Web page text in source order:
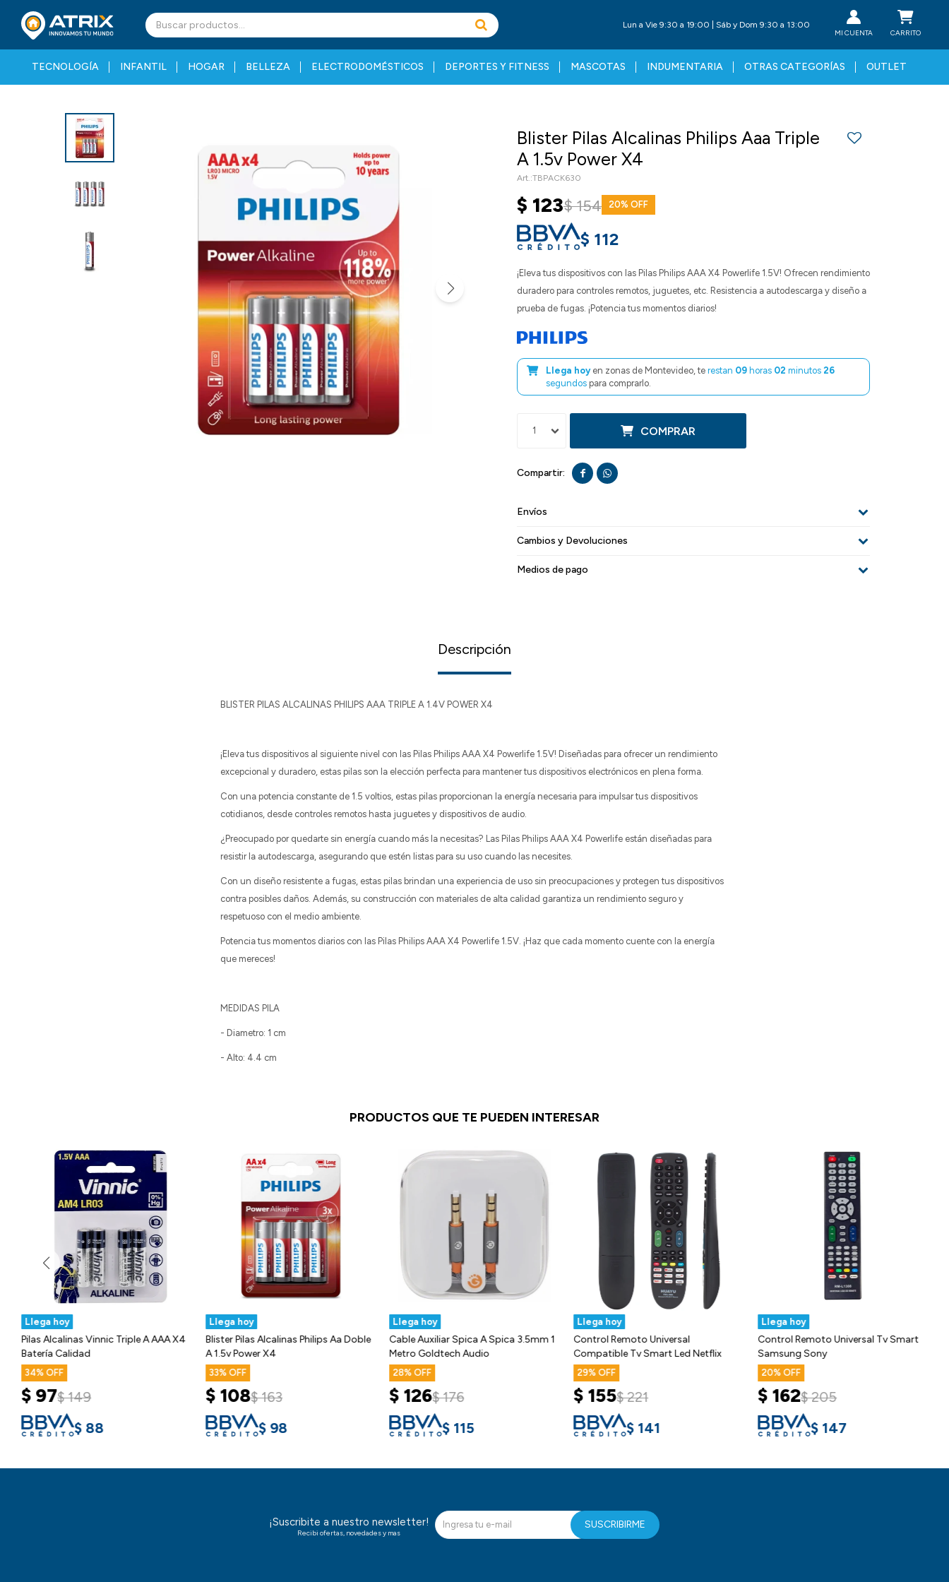
TECNOLOGÍA INFANTIL HOGAR BELLEZA ELECTRODOMÉSTICOS DEPORTES Y FITNESS MASCOTAS INDUMENTARIA OTRAS CATEGORÍAS OUTLET
Lun a Vie 9:30 a 19:00 | Sáb y Dom 9:30 a 13:00
Blister Pilas Alcalinas Philips Aaa Triple
A 1.5v Power X4
TBPACK630
$ 123$154 20
$ 112
¡Eleva tus dispositivos con las Pilas Philips AAA X4 Powerlife 1.5V! Ofrecen rendimiento
duradero para controles remotos, juguetes, etc. Resistencia a autodescarga y diseño a
prueba de fugas. ¡Potencia tus momentos diarios!
Llega hoy en zonas de Montevideo, te restan 09 horas 02 minutos 26
segundos para comprarlo.
1 COMPRAR
 
Envíos
Cambios y Devoluciones
Medios de pago
Descripción
BLISTER PILAS ALCALINAS PHILIPS AAA TRIPLE A 1.4V POWER X4
¡Eleva tus dispositivos al siguiente nivel con las Pilas Philips AAA X4 Powerlife 1.5V! Diseñadas para ofrecer un rendimiento
excepcional y duradero, estas pilas son la elección perfecta para mantener tus dispositivos electrónicos en plena forma.
Con una potencia constante de 1.5 voltios, estas pilas proporcionan la energía necesaria para impulsar tus dispositivos
cotidianos, desde controles remotos hasta juguetes y dispositivos de audio.
¿Preocupado por quedarte sin energía cuando más la necesitas? Las Pilas Philips AAA X4 Powerlife están diseñadas para
resistir la autodescarga, asegurando que estén listas para su uso cuando las necesites.
Con un diseño resistente a fugas, estas pilas brindan una experiencia de uso sin preocupaciones y protegen tus dispositivos
contra posibles daños. Además, su construcción con materiales de alta calidad garantiza un rendimiento seguro y
respetuoso con el medio ambiente.
Potencia tus momentos diarios con las Pilas Philips AAA X4 Powerlife 1.5V. ¡Haz que cada momento cuente con la energía
que mereces!
MEDIDAS PILA
- Diametro: 1 cm
- Alto: 4.4 cm
PRODUCTOS QUE TE PUEDEN INTERESAR
Llega hoy
Pilas Alcalinas Vinnic Triple A AAA X4
Batería Calidad
34
$ 97$ 149
$ 88
Llega hoy
Blister Pilas Alcalinas Philips Aa Doble
A 1.5v Power X4
33
$ 108$ 163
$ 98
Llega hoy
Cable Auxiliar Spica A Spica 3.5mm 1
Metro Goldtech Audio
28
$ 126$ 176
$ 115
Llega hoy
Control Remoto Universal
Compatible Tv Smart Led Netflix
29
$ 155$ 221
$ 141
Llega hoy
Control Remoto Universal Tv Smart
Samsung Sony
20
$ 162$ 205
$ 147
¡Suscribite a nuestro newsletter!
Recibi ofertas, novedades y mas
SUSCRIBIRME